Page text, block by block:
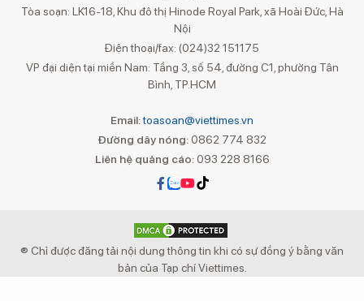
Tòa soạn: LK16-18, Khu đô thị Hinode Royal Park, xã Hoài Đức, Hà
Nội
Điện thoại/fax: (024)32 151175
VP đại diện tại miền Nam: Tầng 3, số 54, đường C1, phường Tân
Bình, TP.HCM
Email:toasoan@viettimes.vn
Đường dây nóng: 0862 774 832
Liên hệ quảng cáo:093 228 8166
® Chỉ được đăng tải nội dung thông tin khi có sự đồng ý bằng văn
bản của Tạp chí Viettimes.